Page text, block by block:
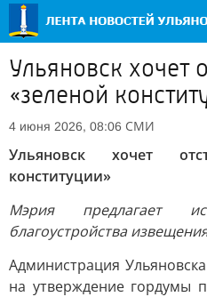
Ульяновск хочет
«зеленой
4 июня 2026, 08:06 СМИ
Ульяновск хочет
конституции»
Мэрия предлагает
благоустройства
Администрация
на утверждение гордумы